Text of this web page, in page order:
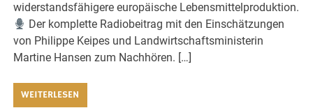
widerstandsfähigere europäische Lebensmittelproduktion.
Der komplette Radiobeitrag mit den Einschätzungen
von Philippe Keipes und Landwirtschaftsministerin
Martine Hansen zum Nachhören. […]
WEITERLESEN